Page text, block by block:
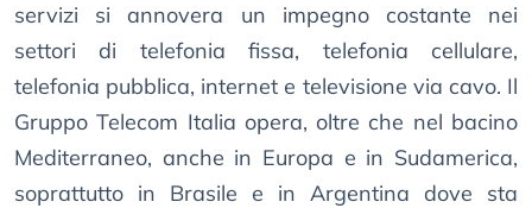
servizi si annovera un impegno costante nei
settori di telefonia fissa, telefonia cellulare,
telefonia pubblica, internet e televisione via cavo. Il
Gruppo Telecom Italia opera, oltre che nel bacino
Mediterraneo, anche in Europa e in Sudamerica,
soprattutto in Brasile e in Argentina dove sta